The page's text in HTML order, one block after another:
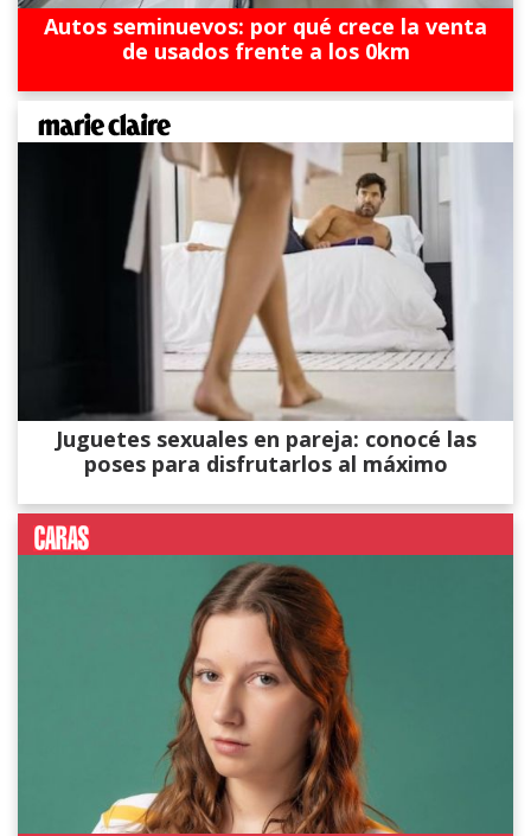
Autos seminuevos: por qué crece la venta
de usados frente a los 0km
Juguetes sexuales en pareja: conocé las
poses para disfrutarlos al máximo